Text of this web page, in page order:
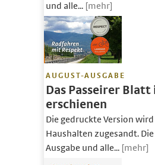
und alle... [mehr]
AUGUST-AUSGABE
Das Passeirer Blatt
erschienen
Die gedruckte Version
Haushalten zugesandt.
Ausgabe und alle... [mehr]